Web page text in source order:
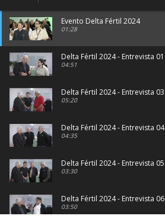
Evento Delta Fértil 2024
01:28
Delta Fértil 2024 - Entrevista 01
04:51
Delta Fértil 2024 - Entrevista 03
05:20
Delta Fértil 2024 - Entrevista 04
04:35
Delta Fértil 2024 - Entrevista 05
03:30
Delta Fértil 2024 - Entrevista 06
03:50